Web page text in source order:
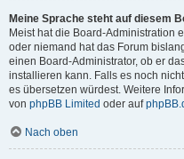
Meine Sprache steht auf diesem
Meist hat die Board-Administration
oder niemand hat das Forum
einen Board-Administrator, ob er
installieren kann. Falls es noch
es übersetzen würdest. Weitere
von phpBB Limited oder auf
Nach oben